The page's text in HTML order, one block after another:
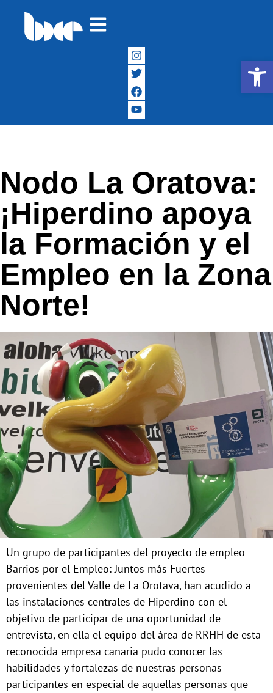
Abrir
Nodo La Oratova:
¡Hiperdino apoya
la Formación y el
Empleo en la Zona
Norte!
Un grupo de participantes del proyecto de empleo
Barrios por el Empleo: Juntos más Fuertes
provenientes del Valle de La Orotava, han acudido a
las instalaciones centrales de Hiperdino con el
objetivo de participar de una oportunidad de
entrevista, en ella el equipo del área de RRHH de esta
reconocida empresa canaria pudo conocer las
habilidades y fortalezas de nuestras personas
participantes en especial de aquellas personas que